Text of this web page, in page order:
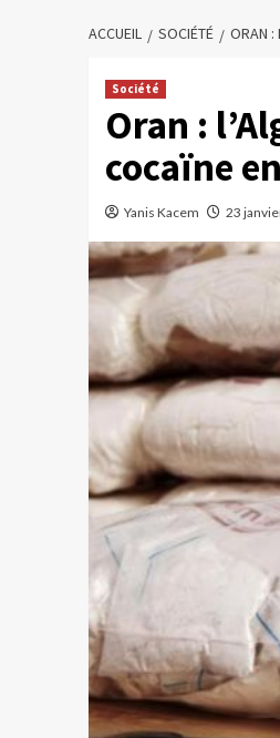
ACCUEIL SOCIÉTÉ ORAN :
Société
Oran :
cocaïne
Yanis Kacem 23